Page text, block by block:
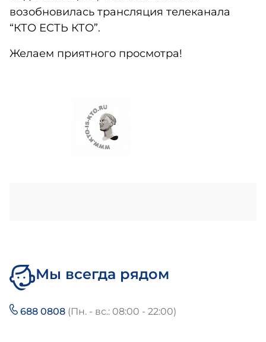
Магазин
Новости
возобновилась трансляция телеканала
“КТО ЕСТЬ КТО”.
Желаем приятного просмотра!
Мы всегда рядом
688 0808 (Пн. - вс.: 08:00 - 22:00)